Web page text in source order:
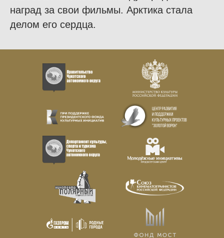
наград за свои фильмы. Арктика стала
делом его сердца.